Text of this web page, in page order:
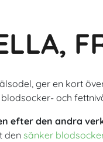
ger en kort
och
efter den andra
den sänker